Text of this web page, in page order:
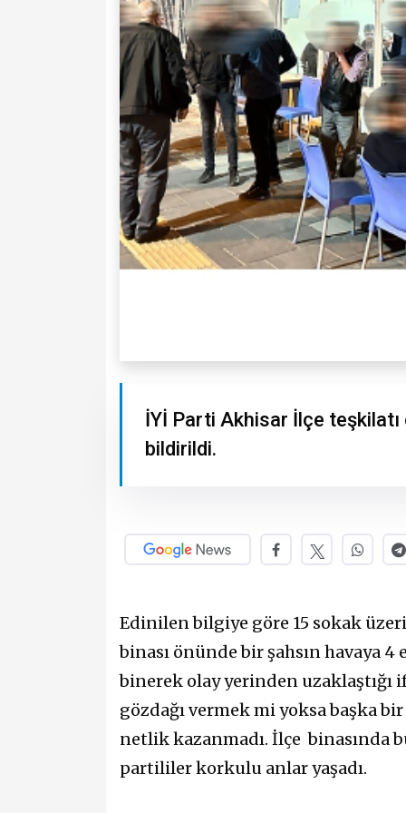
İYİ Parti Akhisar İlçe
bildirildi.
Edinilen bilgiye göre 15 sokak
binası önünde bir şahsın havaya
binerek olay yerinden uzaklaştığı
gözdağı vermek mi yoksa başka
netlik kazanmadı. İlçe binasında
partililer korkulu anlar yaşadı.